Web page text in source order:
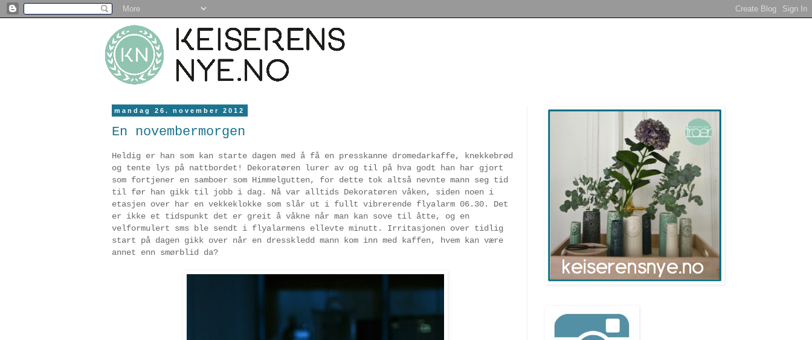
mandag 26. november 2012
En novembermorgen
Heldig er han som kan starte dagen med å få en presskanne dromedarkaffe, knekkebrød
og tente lys på nattbordet! Dekoratøren lurer av og til på hva godt han har gjort
som fortjener en samboer som Himmelgutten, for dette tok altså nevnte mann seg tid
til før han gikk til jobb i dag. Nå var alltids Dekoratøren våken, siden noen i
etasjen over har en vekkeklokke som slår ut i fullt vibrerende flyalarm 06.30. Det
er ikke et tidspunkt det er greit å våkne når man kan sove til åtte, og en
velformulert sms ble sendt i flyalarmens ellevte minutt. Irritasjonen over tidlig
start på dagen gikk over når en dresskledd mann kom inn med kaffen, hvem kan være
annet enn smørblid da?